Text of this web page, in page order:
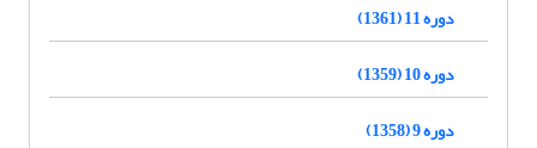
دوره 11 (1361)
دوره 10 (1359)
دوره 9 (1358)